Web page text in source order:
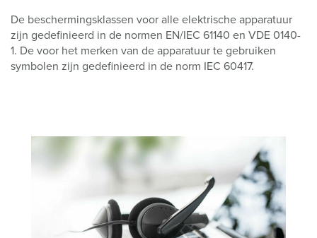
De beschermingsklassen voor alle elektrische apparatuur
zijn gedefinieerd in de normen EN/IEC 61140 en VDE 0140-
1. De voor het merken van de apparatuur te gebruiken
symbolen zijn gedefinieerd in de norm IEC 60417.